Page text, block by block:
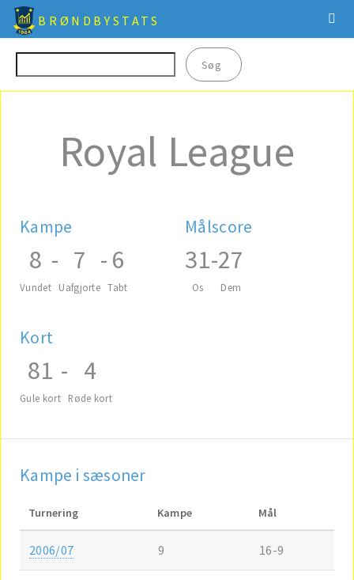
BRØNDBYSTATS
Royal League
Kampe
8
Vundet
- 7
Uafgjorte
- 6
Tabt
Målscore
31
Os
-27
Dem
Kort
81
Gule kort
- 4
Røde kort
Kampe i sæsoner
Turnering Kampe Mål
2006/07 9 16-9